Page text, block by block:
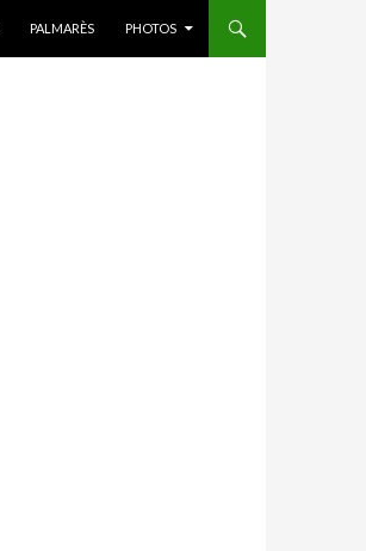
PALMARÈS PHOTOS